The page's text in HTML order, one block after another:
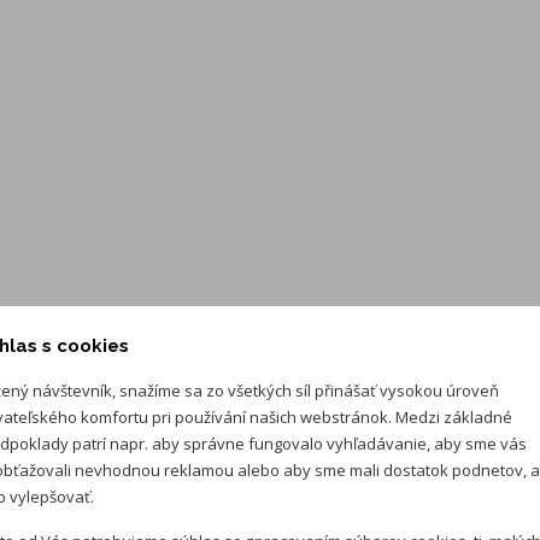
(zvýhodnený úrok)
s cookies
návštevník, snažíme sa zo všetkých síl přinášať vysokou úroveň
komfortu pri používání našich webstránok. Medzi základné
patrí napr. aby správne fungovalo vyhľadávanie, aby sme vás
nevhodnou reklamou alebo aby sme mali dostatok podnetov,
vylepšovať.